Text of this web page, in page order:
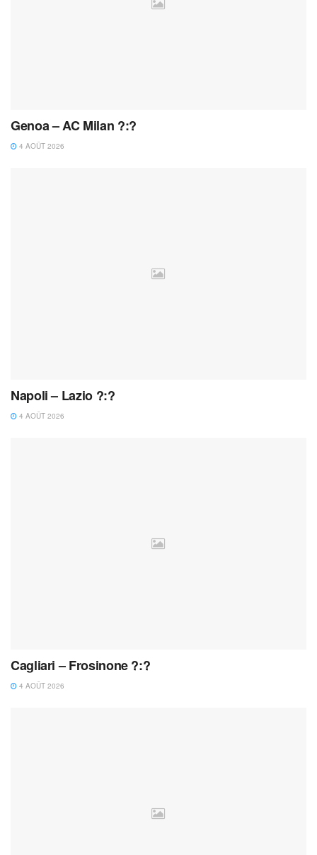
Genoa – AC Milan ?:?
4 AOÛT 2026
Napoli – Lazio ?:?
4 AOÛT 2026
Cagliari – Frosinone ?:?
4 AOÛT 2026